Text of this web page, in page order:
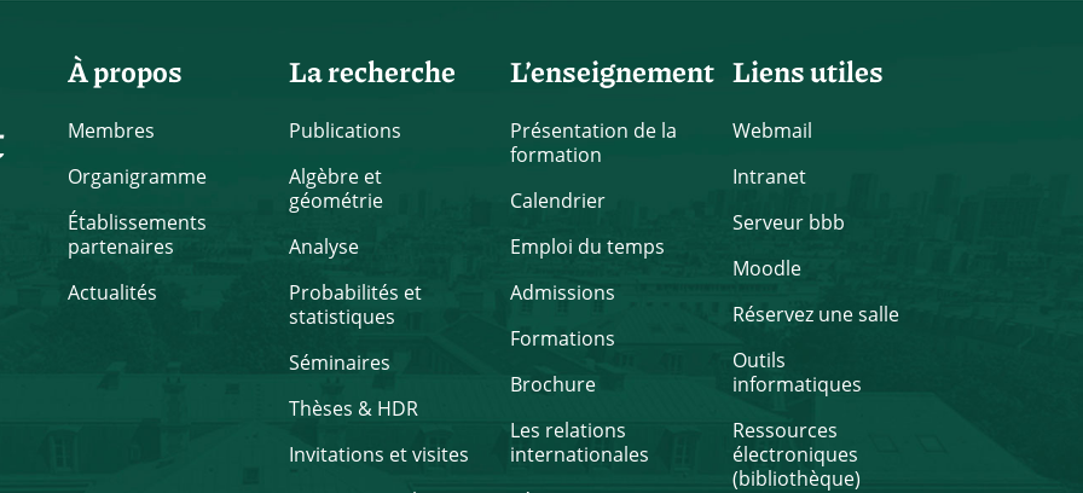
À propos
Membres
Organigramme
Établissements
partenaires
Actualités
La recherche
Publications
Algèbre et
géométrie
Analyse
Probabilités et
statistiques
Séminaires
Thèses & HDR
Invitations et visites
L’enseignement
Présentation de la
formation
Calendrier
Emploi du temps
Admissions
Formations
Brochure
Les relations
internationales
Liens utiles
Webmail
Intranet
Serveur bbb
Moodle
Réservez une salle
Outils
informatiques
Ressources
électroniques
(bibliothèque)